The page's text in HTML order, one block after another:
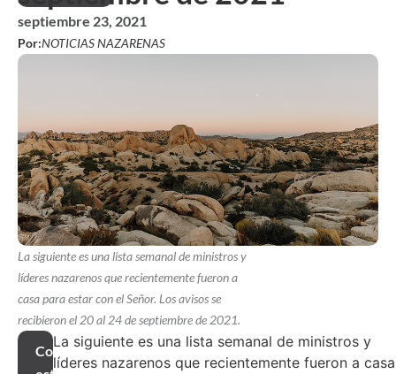
septiembre 23, 2021
Por:NOTICIAS NAZARENAS
La siguiente es una lista semanal de ministros y
líderes nazarenos que recientemente fueron a
casa para estar con el Señor. Los avisos se
recibieron el 20 al 24 de septiembre de 2021.
Compartir
La siguiente es una lista semanal de ministros y
líderes nazarenos que recientemente fueron a casa